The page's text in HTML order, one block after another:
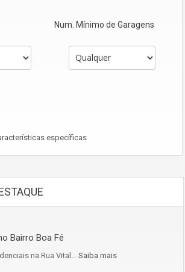
Num. Mínimo de Garagens
específicas
Bairro Boa Fé
na Rua Vital… Saiba mais